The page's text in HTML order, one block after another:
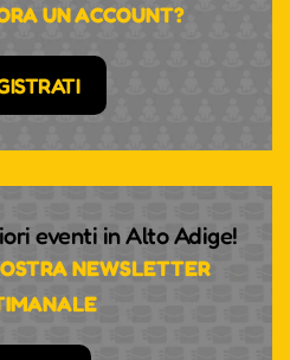
UN ACCOUNT?
eventi in Alto Adige!
NEWSLETTER